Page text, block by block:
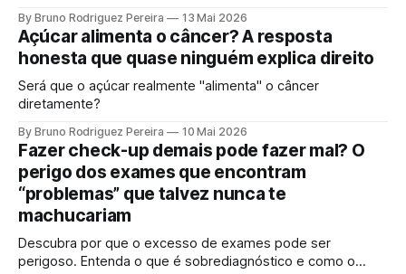
ciência moderna não sustenta mais a ideia de uma "dose
segura".
By Bruno Rodriguez Pereira 13 Mai 2026
Açúcar alimenta o câncer? A resposta
honesta que quase ninguém explica direito
Será que o açúcar realmente "alimenta" o câncer
diretamente?
By Bruno Rodriguez Pereira 10 Mai 2026
Fazer check-up demais pode fazer mal? O
perigo dos exames que encontram
“problemas” que talvez nunca te
machucariam
Descubra por que o excesso de exames pode ser
perigoso. Entenda o que é sobrediagnóstico e como o